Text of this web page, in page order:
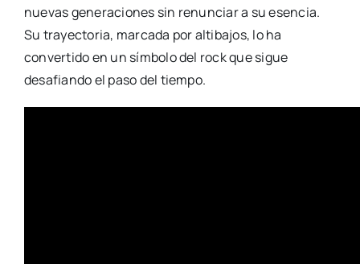
nuevas generaciones sin renunciar a su esencia.
Su trayectoria, marcada por altibajos, lo ha
convertido en un símbolo del rock que sigue
desafiando el paso del tiempo.